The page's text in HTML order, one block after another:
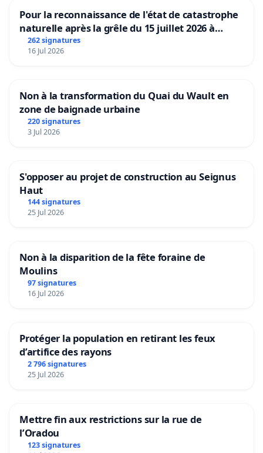
Pour la reconnaissance de l'état de catastrophe
naturelle après la grêle du 15 juillet 2026 à
Aubenas et ses alentours
262 signatures
16 Jul 2026
Non à la transformation du Quai du Wault en
zone de baignade urbaine
220 signatures
3 Jul 2026
S'opposer au projet de construction au Seignus
Haut
144 signatures
25 Jul 2026
Non à la disparition de la fête foraine de
Moulins
97 signatures
16 Jul 2026
Protéger la population en retirant les feux
d’artifice des rayons
2 796 signatures
25 Jul 2026
Mettre fin aux restrictions sur la rue de
l’Oradou
123 signatures